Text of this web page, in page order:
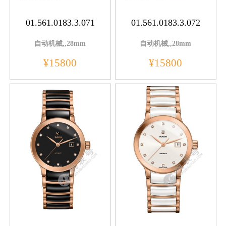
01.561.0183.3.071
自动机械,,28mm
¥15800
01.561.0183.3.072
自动机械,,28mm
¥15800